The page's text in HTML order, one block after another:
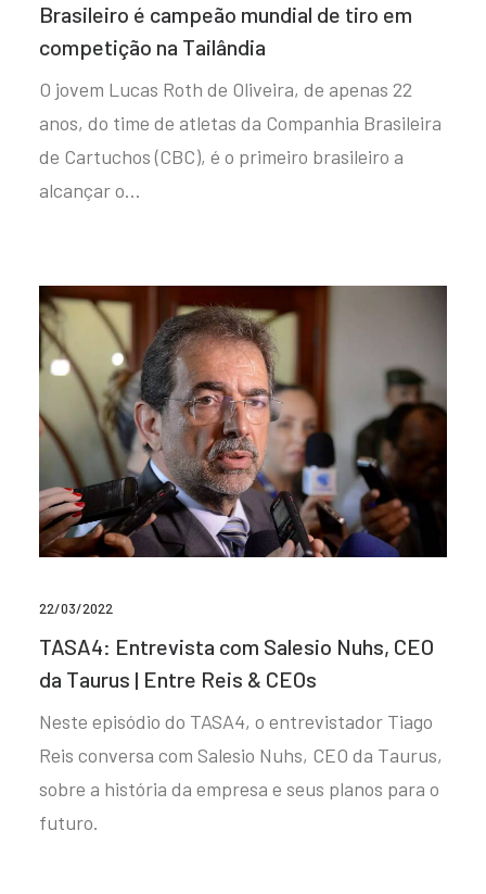
Brasileiro é campeão mundial de tiro em
competição na Tailândia
O jovem Lucas Roth de Oliveira, de apenas 22
anos, do time de atletas da Companhia Brasileira
de Cartuchos (CBC), é o primeiro brasileiro a
alcançar o…
22/03/2022
TASA4: Entrevista com Salesio Nuhs, CEO
da Taurus | Entre Reis & CEOs
Neste episódio do TASA4, o entrevistador Tiago
Reis conversa com Salesio Nuhs, CEO da Taurus,
sobre a história da empresa e seus planos para o
futuro.